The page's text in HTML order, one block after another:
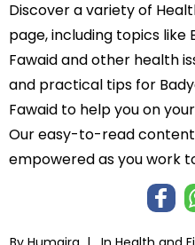
Discover a variety of
page, including topics like
Fawaid and other health
and practical tips for
Fawaid to help you on
Our easy-to-read
empowered as you work